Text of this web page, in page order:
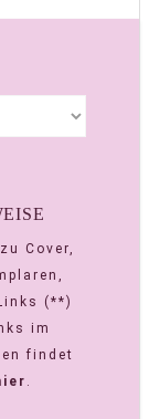
Cover,
(**)
im
findet
.